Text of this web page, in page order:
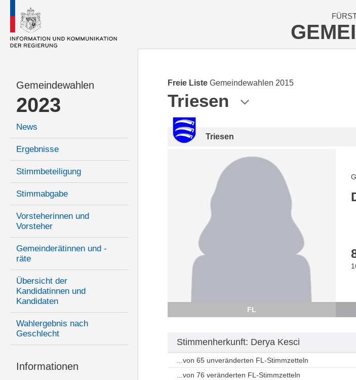
Gemeindewahlen
2023
News
Ergebnisse
Stimmbeteiligung
Stimmabgabe
Vorsteherinnen und
Vorsteher
Gemeinderätinnen und -
räte
Übersicht der
Kandidatinnen und
Kandidaten
Wahlergebnis nach
Geschlecht
Informationen
Freie Liste Gemeindewahlen 2015
Triesen
Triesen
FL
Stimmenherkunft: Derya Kesci
...von 65 unveränderten FL-Stimmzetteln
...von 76 veränderten FL-Stimmzetteln